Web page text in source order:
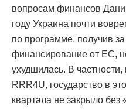
вопросам финансов
году Украина почти
по программе, получив
финансирование от ЕС,
ухудшилась. В
RRR4U, государство в
квартала не закрыло без